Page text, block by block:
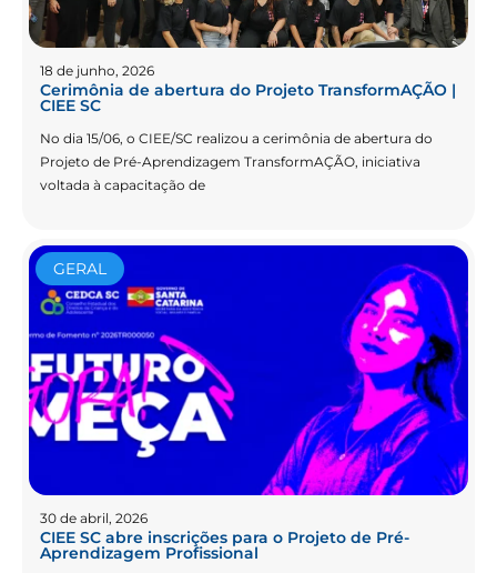
18 de junho, 2026
Cerimônia de abertura do Projeto TransformAÇÃO |
CIEE SC
No dia 15/06, o CIEE/SC realizou a cerimônia de abertura do
Projeto de Pré-Aprendizagem TransformAÇÃO, iniciativa
voltada à capacitação de
GERAL
30 de abril, 2026
CIEE SC abre inscrições para o Projeto de Pré-
Aprendizagem Profissional